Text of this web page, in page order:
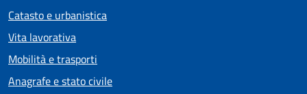
Catasto e urbanistica
Vita lavorativa
Mobilità e trasporti
Anagrafe e stato civile